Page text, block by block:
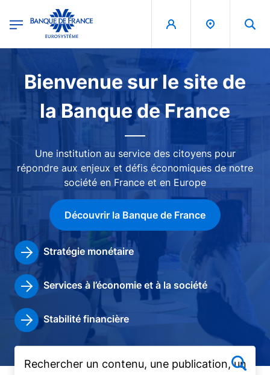
Banque de France - Menu Principal
Bienvenue sur le site de
la Banque de France
Une institution au service des citoyens pour
répondre aux enjeux et défis économiques de notre
société en France et en Europe
Découvrir la Banque de France
Stratégie monétaire
Services à l’économie et à la société
Stabilité financière